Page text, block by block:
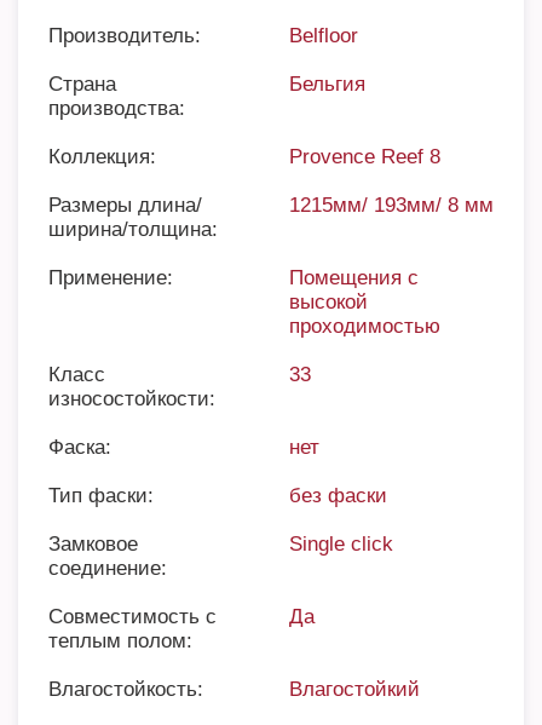
Производитель: Belfloor
Страна
производства:
Бельгия
Коллекция: Provence Reef 8
Размеры длина/
ширина/толщина:
1215мм/ 193мм/ 8 мм
Применение:
Помещения с
высокой
проходимостью
Класс
износостойкости:
33
Фаска: нет
Тип фаски: без фаски
Замковое
соединение:
Single click
Совместимость с
теплым полом:
Да
Влагостойкость: Влагостойкий